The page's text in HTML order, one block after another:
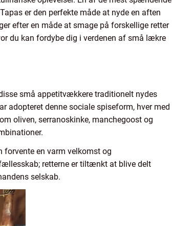
er den perfekte måde at nyde en aften
efter en måde at smage på forskellige retter
du kan fordybe dig i verdenen af små lækre
små appetitvækkere traditionelt nydes
adopteret denne sociale spiseform, hver med
oliven, serranoskinke, manchegoost og
forvente en varm velkomst og
retterne er tiltænkt at blive delt
selskab.